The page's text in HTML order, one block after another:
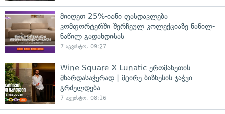
მიიღეთ 25%-იანი ფასდაკლება
კომფორტერში შერჩეულ კოლექციაზე ნაწილ-
ნაწილ გადახდისას
7 აგვისტო, 09:27
Wine Square X Lunatic ერთმანეთის
მხარდასაჭერად | მცირე ბიზნესის ჯაჭვი
გრძელდება
7 აგვისტო, 08:16